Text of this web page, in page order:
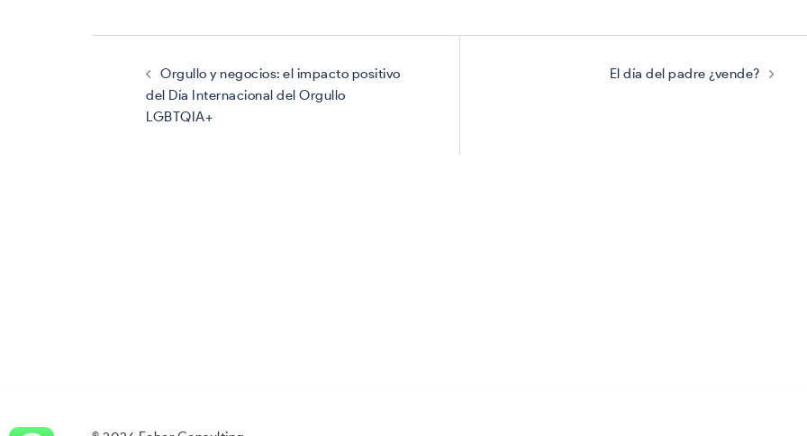
Navegación
entradasOrgullo y negocios: el impacto positivo
del Día Internacional del Orgullo
LGBTQIA+
El día del padre ¿vende?